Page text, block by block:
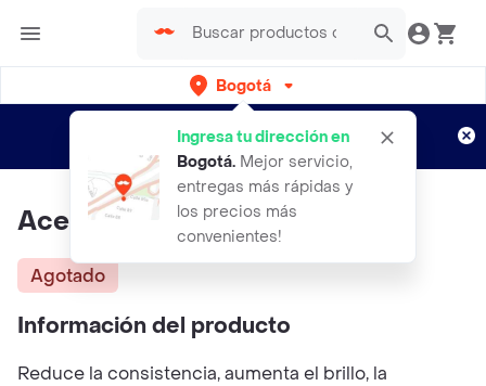
Bogotá
Ingresa tu dirección en
Bogotá. Mejor servicio,
entregas más rápidas y
los precios más
convenientes!
envíos gratis por semanas
Aplican TyC
Aceite De Linaza Franco 60ml
Agotado
Información del producto
Reduce la consistencia, aumenta el brillo, la